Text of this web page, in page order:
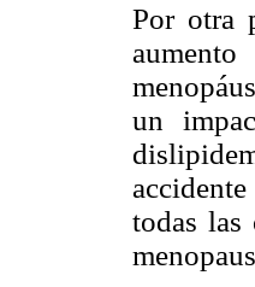
Por otra
un
todas las